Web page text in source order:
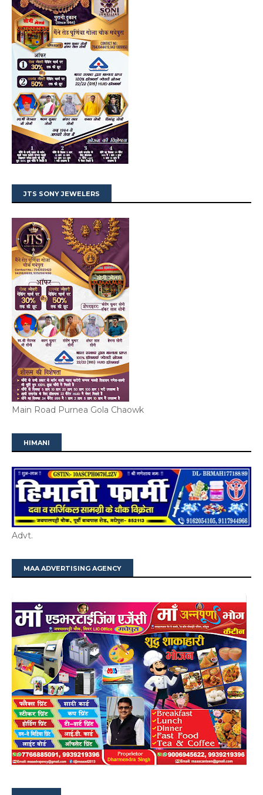
JTS SONY JEWELERS
Main Road Purnea Gola Chaowk
HIMANI
Advt.
MAA ADVERTISING AGENCY